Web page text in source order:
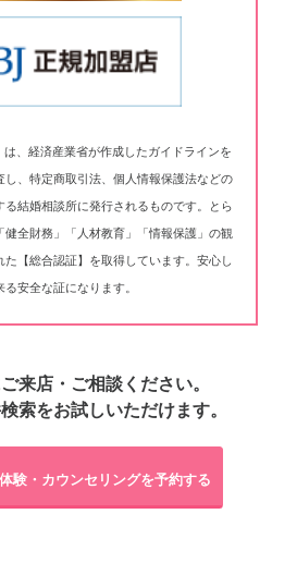
、経済産業省が作成したガイドラインを
し、特定商取引法、個人情報保護法などの
る結婚相談所に発行されるものです。とら
健全財務」「人材教育」「情報保護」の観
た【総合認証】を取得しています。安心し
安全な証になります。
来店・ご相談ください。
索をお試しいただけます。
験・カウンセリングを予約する